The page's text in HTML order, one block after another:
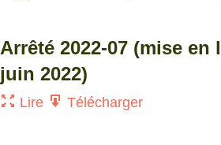
Arrêté 2022-07 (mise en
juin 2022)
Lire Télécharger